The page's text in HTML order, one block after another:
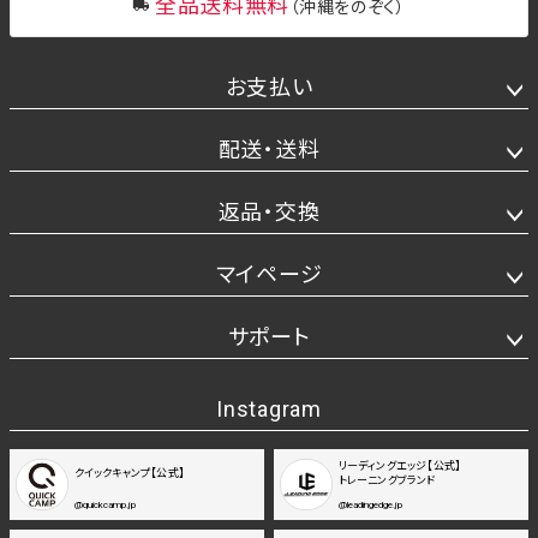
（沖縄をのぞく）
お支払い
配送・送料
返品・交換
マイページ
サポート
Instagram
クイックキャンプ【公式】
@quickcamp.jp
リーディングエッジ【公式】
トレーニングブランド
@leadingedge.jp